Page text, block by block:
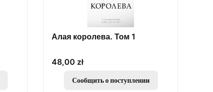
Алая королева. Том 1
Цена
48,00 zł
Сообщить о поступлении